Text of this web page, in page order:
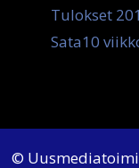
Tulokset
Sata10
©